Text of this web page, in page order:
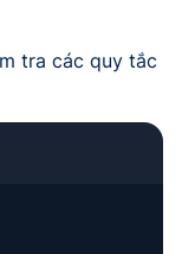
tra các quy tắc